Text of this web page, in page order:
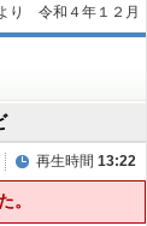
り 令和４年１２月
再生時間 13:22
。